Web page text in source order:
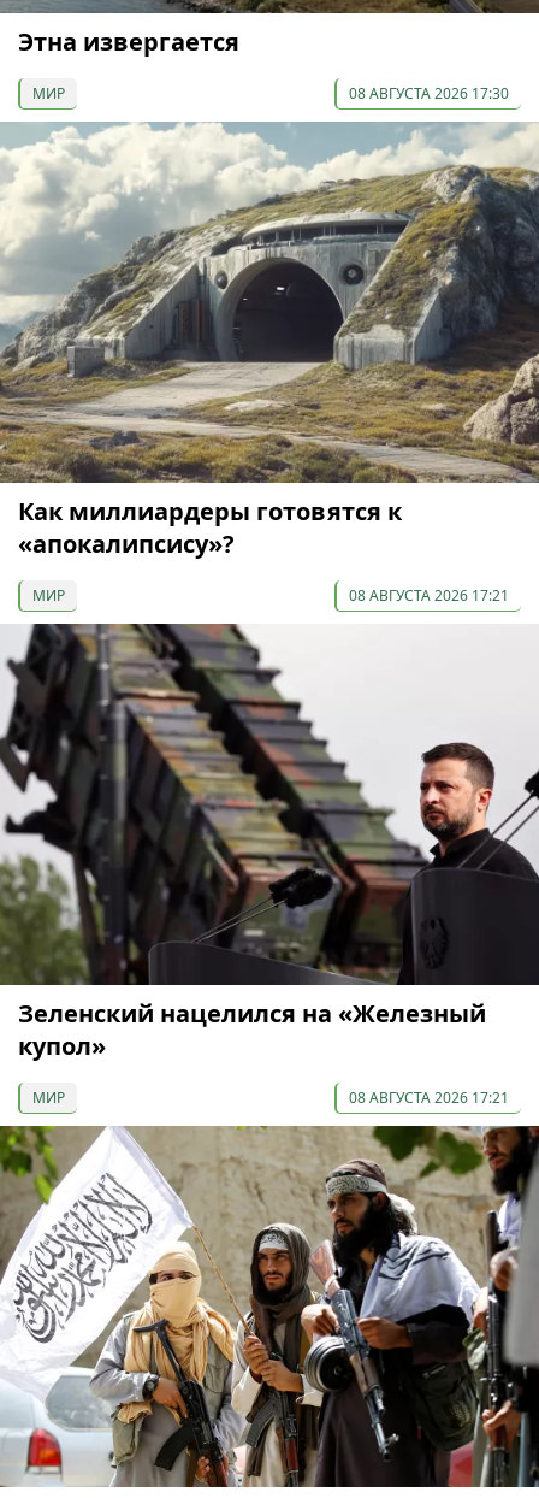
Этна извергается
МИР 08 АВГУСТА 2026 17:30
Как миллиардеры готовятся к
«апокалипсису»?
МИР 08 АВГУСТА 2026 17:21
Зеленский нацелился на «Железный
купол»
МИР 08 АВГУСТА 2026 17:21